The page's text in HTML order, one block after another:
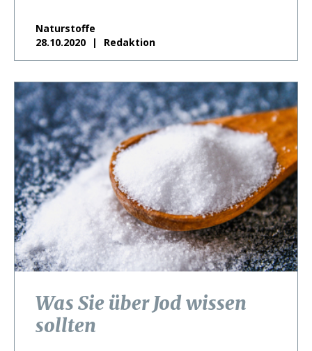
Naturstoffe
28.10.2020
Redaktion
Was Sie über Jod wissen
sollten